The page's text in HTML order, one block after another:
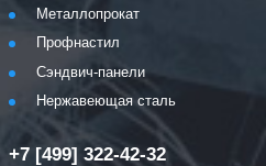
Металлопрокат
Профнастил
Сэндвич-панели
Нержавеющая сталь
+7 [499] 322-42-32